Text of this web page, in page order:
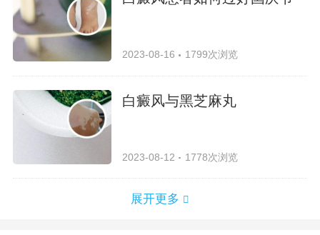
2023-08-16 1799次浏览
白癜风与黑芝麻丸
2023-08-12 1778次浏览
展开更多